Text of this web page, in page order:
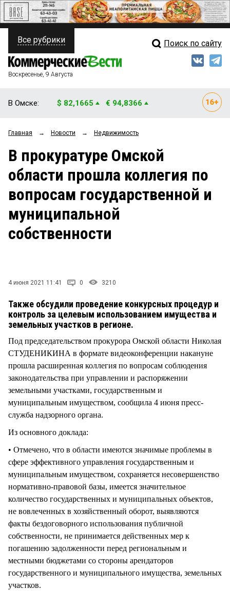
ПОЛИТИКА
ФИНАНСЫ
ОБЩЕСТВО
ЗАКОН
НОВОСТИ КОМПАНИЙ
СТИЛЬ ЖИЗНИ
Свежий выпуск
Мнения
Рейтинги
Блоги
Архив
Все рубрики Поиск по сайту
Воскресенье, 9 Августа
В Омске: $ 82,1665 € 94,8366
Главная → Новости → Недвижимость
В прокуратуре Омской
области прошла коллегия по
вопросам государственной и
муниципальной
собственности
4 июня 2021 11:41 0 3210
Также обсудили проведение конкурсных процедур и
контроль за целевым использованием имущества и
земельных участков в регионе.
Под председательством прокурора Омской области Николая
СТУДЕНИКИНА в формате видеоконференции накануне
прошла расширенная коллегия по вопросам соблюдения
законодательства при управлении и распоряжении
земельными участками, государственным и
муниципальным имуществом, сообщила 4 июня пресс-
служба надзорного органа.
Из основного доклада:
• Отмечено, что в области имеются значимые проблемы в
сфере эффективного управления государственным и
муниципальным имуществом, сохраняется несовершенство
нормативно-правовой базы, имеется значительное
количество государственных и муниципальных объектов,
не вовлеченных в хозяйственный оборот, выявляются
факты бездоговорного использования публичной
собственности, не принимается действенных мер к
погашению задолженности перед региональным и
местными бюджетами со стороны арендаторов
государственного и муниципального имущества, земельных
участков.